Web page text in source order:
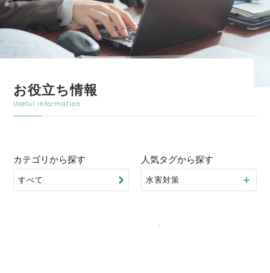
お役立ち情報
Useful information
カテゴリから探す 人気タグから探す
水害対策